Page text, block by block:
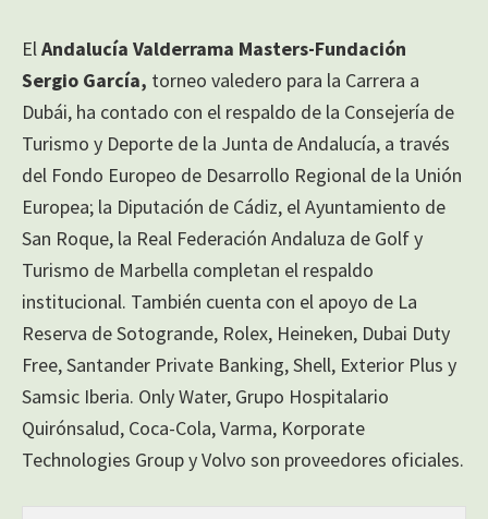
ElAndalucía Valderrama Masters-Fundación
Sergio García, torneo valedero para la Carrera a
Dubái, ha contado con el respaldo de la Consejería de
Turismo y Deporte de la Junta de Andalucía, a través
del Fondo Europeo de Desarrollo Regional de la Unión
Europea; la Diputación de Cádiz, el Ayuntamiento de
San Roque, la Real Federación Andaluza de Golf y
Turismo de Marbella completan el respaldo
institucional. También cuenta con el apoyo de La
Reserva de Sotogrande, Rolex, Heineken, Dubai Duty
Free, Santander Private Banking, Shell, Exterior Plus y
Samsic Iberia. Only Water, Grupo Hospitalario
Quirónsalud, Coca-Cola, Varma, Korporate
Technologies Group y Volvo son proveedores oficiales.